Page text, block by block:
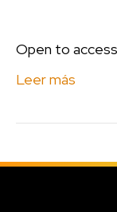
Open to
Leer más